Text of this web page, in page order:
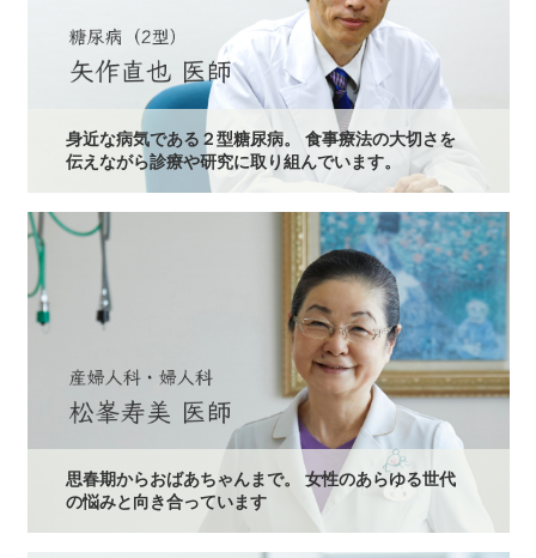
身近な病気である２型糖尿病。 食事療法の大切さを
伝えながら診療や研究に取り組んでいます。
思春期からおばあちゃんまで。 女性のあらゆる世代
の悩みと向き合っています